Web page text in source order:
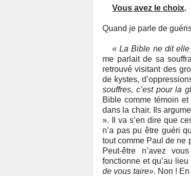
Vous avez le choix.
Quand je parle de
« La Bible ne dit
me parlait de sa
retrouvé visitant des
de kystes,
souffres, c’est pour la
Bible comme témoin
dans la chair. Ils
». Il va s’en dire que
n’a pas pu être guéri
tout comme Paul de ne
Peut-être n’avez
fonctionne et qu’au
de vous taire». Non !